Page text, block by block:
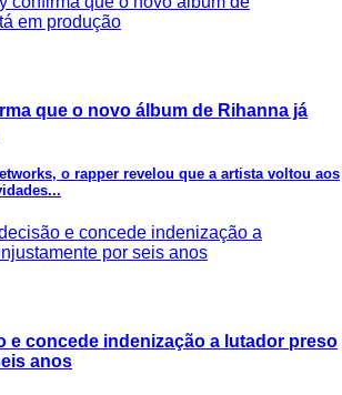
que o novo álbum de Rihanna já
o rapper revelou que a artista voltou aos
e concede indenização a lutador preso
anos